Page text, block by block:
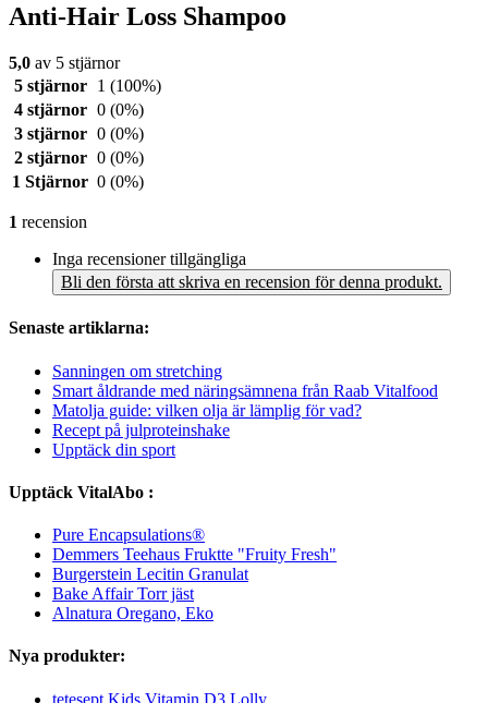
Anti-Hair Loss Shampoo
5,0 av 5 stjärnor
5 stjärnor
1 (100%)
4 stjärnor 0 (0%)
3 stjärnor 0 (0%)
2 stjärnor 0 (0%)
1 Stjärnor 0 (0%)
1 recension
Inga recensioner tillgängliga
Bli den första att skriva en recension för denna produkt.
Senaste artiklarna:
Sanningen om stretching
Smart åldrande med näringsämnena från Raab Vitalfood
Matolja guide: vilken olja är lämplig för vad?
Recept på julproteinshake
Upptäck din sport
Upptäck VitalAbo :
Pure Encapsulations®
Demmers Teehaus Fruktte "Fruity Fresh"
Burgerstein Lecitin Granulat
Bake Affair Torr jäst
Alnatura Oregano, Eko
Nya produkter:
tetesept Kids Vitamin D3 Lolly